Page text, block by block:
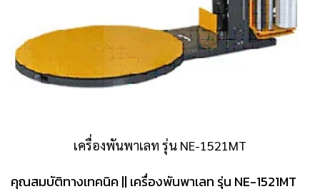
เครื่องพันพาเลท รุ่น NE-1521MT
คุณสมบัติทางเทคนิค || เครื่องพันพาเลท รุ่น NE-1521MT